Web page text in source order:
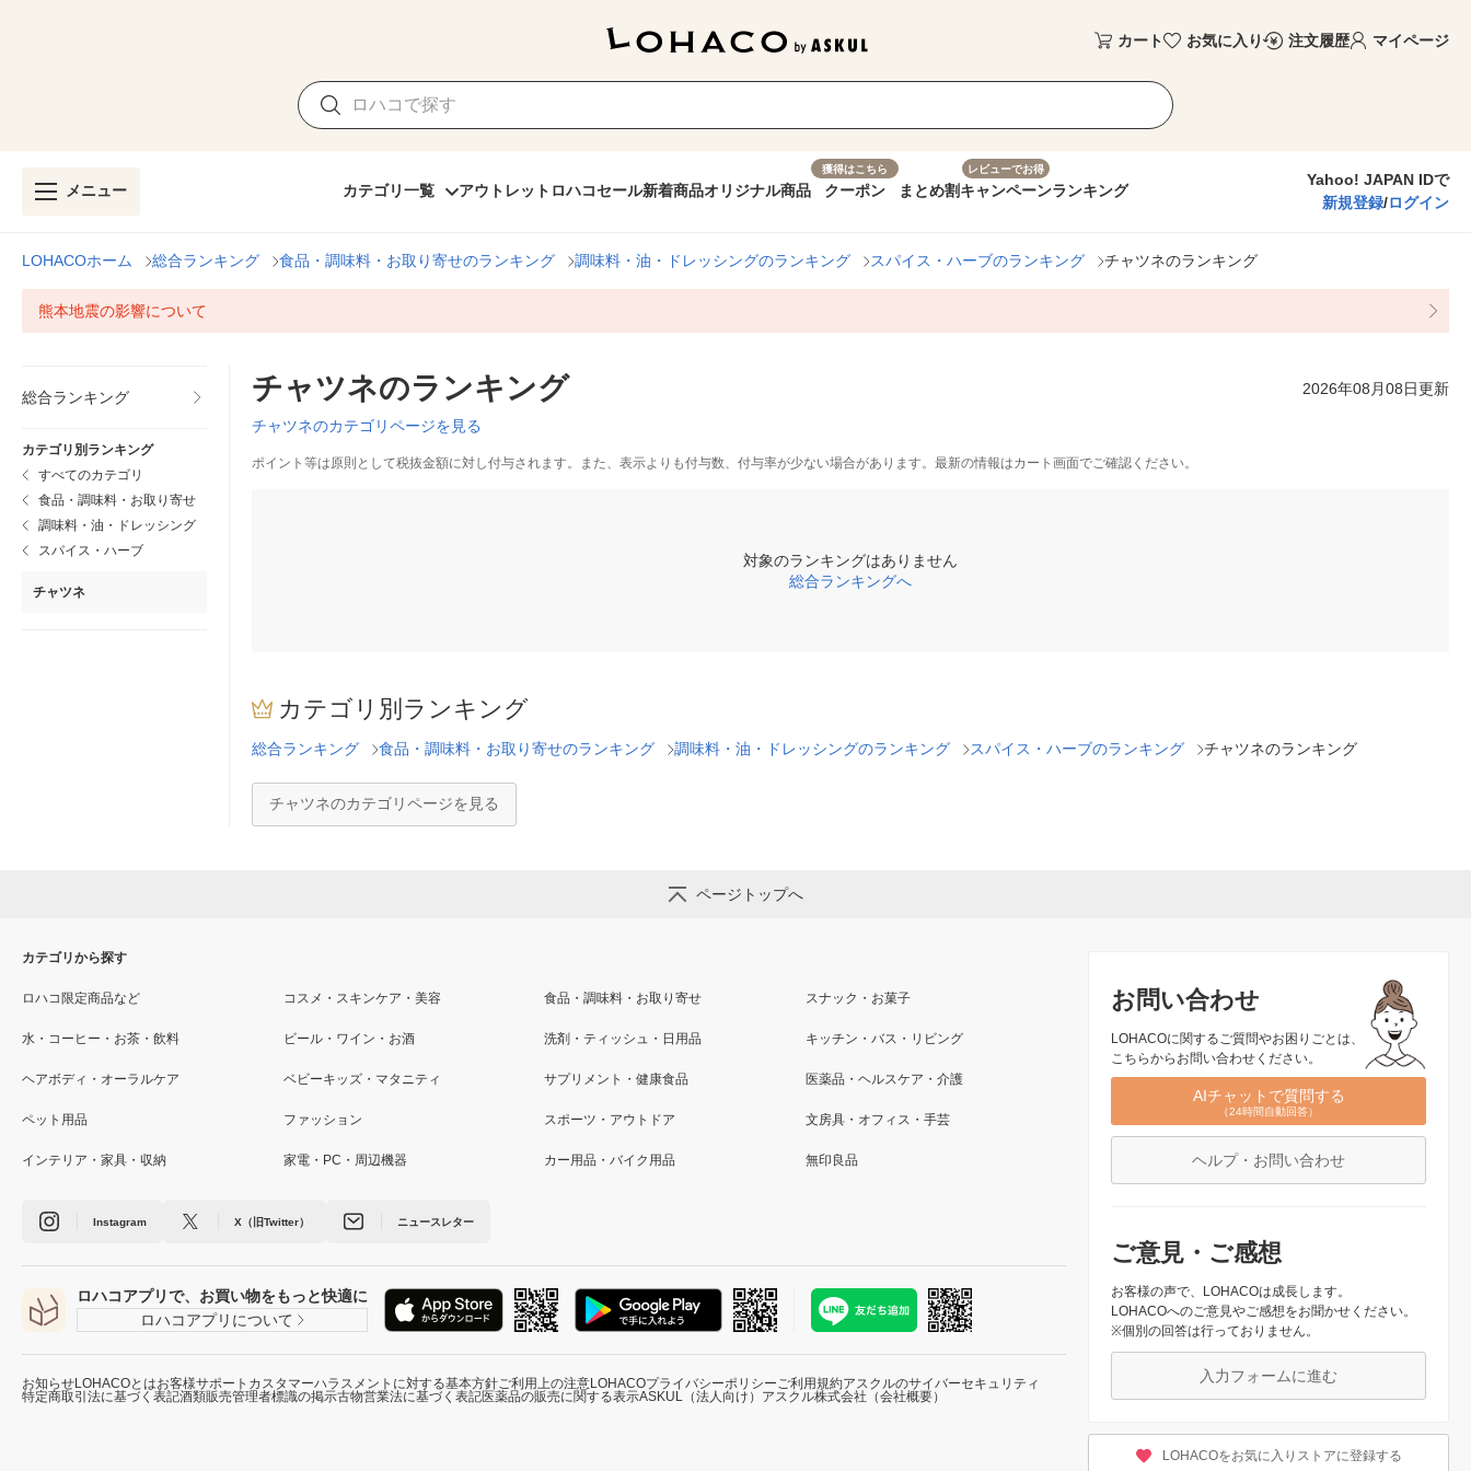
カート お気に入り 注文履歴 マイページ
メニュー カテゴリ一覧 アウトレット ロハコセール新着商品オリジナル商品
獲得はこちら
クーポン まとめ割
レビューでお得
キャンペーンランキング
Yahoo! JAPAN IDで
新規登録/ログイン
LOHACOホーム 総合ランキング 食品・調味料・お取り寄せのランキング 調味料・油・ドレッシングのランキング スパイス・ハーブのランキング チャツネのランキング
熊本地震の影響について
総合ランキング
カテゴリ別ランキング
すべてのカテゴリ
食品・調味料・お取り寄せ
調味料・油・ドレッシング
スパイス・ハーブ
チャツネ
チャツネのランキング 2026年08月08日更新
チャツネのカテゴリページを見る
ポイント等は原則として税抜金額に対し付与されます。また、表示よりも付与数、付与率が少ない場合があります。最新の情報はカート画面でご確認ください。
対象のランキングはありません
総合ランキングへ
カテゴリ別ランキング
総合ランキング 食品・調味料・お取り寄せのランキング 調味料・油・ドレッシングのランキング スパイス・ハーブのランキング チャツネのランキング
チャツネのカテゴリページを見る
ページトップへ
お問い合わせ
LOHACOに関するご質問やお困りごとは、
こちらからお問い合わせください。
AIチャットで質問する
（24時間自動回答）
ヘルプ・お問い合わせ
ご意見・ご感想
お客様の声で、LOHACOは成長します。
LOHACOへのご意見やご感想をお聞かせください。
※個別の回答は行っておりません。
入力フォームに進む
LOHACOをお気に入りストアに登録する
カテゴリから探す
ロハコ限定商品など コスメ・スキンケア・美容 食品・調味料・お取り寄せ スナック・お菓子
水・コーヒー・お茶・飲料 ビール・ワイン・お酒 洗剤・ティッシュ・日用品 キッチン・バス・リビング
ヘアボディ・オーラルケア ベビーキッズ・マタニティ サプリメント・健康食品 医薬品・ヘルスケア・介護
ペット用品 ファッション スポーツ・アウトドア 文房具・オフィス・手芸
インテリア・家具・収納 家電・PC・周辺機器 カー用品・バイク用品 無印良品
Instagram X（旧Twitter） ニュースレター
ロハコアプリで、お買い物をもっと快適に
ロハコアプリについて
お知らせLOHACOとはお客様サポート カスタマーハラスメントに対する基本方針ご利用上の注意LOHACOプライバシーポリシーご利用規約アスクルのサイバーセキュリティ
特定商取引法に基づく表記酒類販売管理者標識の掲示古物営業法に基づく表記医薬品の販売に関する表示ASKUL（法人向け） アスクル株式会社（会社概要）